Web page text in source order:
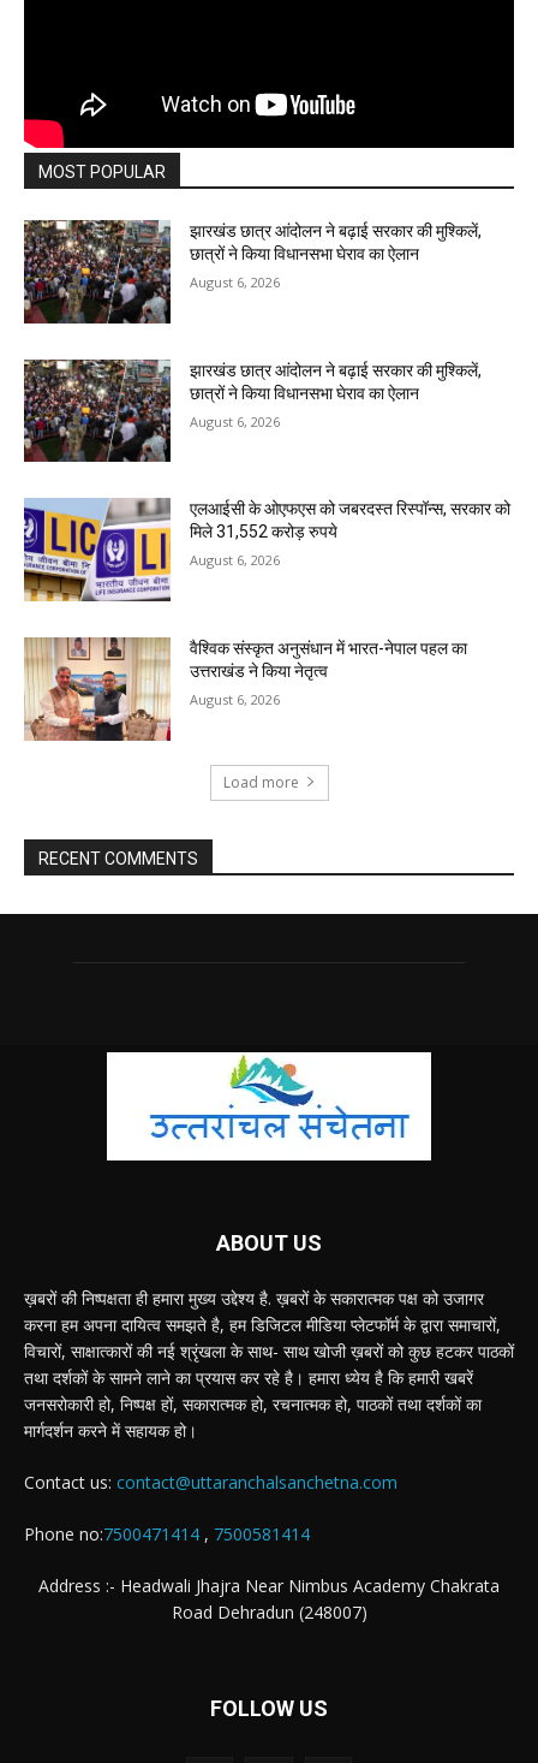
MOST POPULAR
झारखंड छात्र आंदोलन ने बढ़ाई सरकार की मुश्किलें,
छात्रों ने किया विधानसभा घेराव का ऐलान
August 6, 2026
झारखंड छात्र आंदोलन ने बढ़ाई सरकार की मुश्किलें,
छात्रों ने किया विधानसभा घेराव का ऐलान
August 6, 2026
एलआईसी के ओएफएस को जबरदस्त रिस्पॉन्स, सरकार को
मिले 31,552 करोड़ रुपये
August 6, 2026
वैश्विक संस्कृत अनुसंधान में भारत-नेपाल पहल का
उत्तराखंड ने किया नेतृत्व
August 6, 2026
Load more
RECENT COMMENTS
ABOUT US
ख़बरों की निष्पक्षता ही हमारा मुख्य उद्देश्य है. ख़बरों के सकारात्मक पक्ष को उजागर
करना हम अपना दायित्व समझते है, हम डिजिटल मीडिया प्लेटफॉर्म के द्वारा समाचारों,
विचारों, साक्षात्कारों की नई श्रृंखला के साथ- साथ खोजी ख़बरों को कुछ हटकर पाठकों
तथा दर्शकों के सामने लाने का प्रयास कर रहे है। हमारा ध्येय है कि हमारी खबरें
जनसरोकारी हो, निष्पक्ष हों, सकारात्मक हो, रचनात्मक हो, पाठकों तथा दर्शकों का
मार्गदर्शन करने में सहायक हो।
Contact us: contact@uttaranchalsanchetna.com
Phone no:7500471414 , 7500581414
Address :- Headwali Jhajra Near Nimbus Academy Chakrata
Road Dehradun (248007)
FOLLOW US